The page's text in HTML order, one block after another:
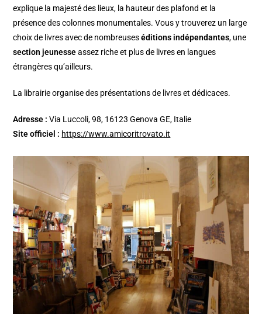
explique la majesté des lieux, la hauteur des plafond et la
présence des colonnes monumentales. Vous y trouverez un large
choix de livres avec de nombreuseséditions indépendantes, une
section jeunesseassez riche et plus de livres en langues
étrangères qu’ailleurs.
La librairie organise des présentations de livres et dédicaces.
Adresse : Via Luccoli, 98, 16123 Genova GE, Italie
Site officiel : https://www.amicoritrovato.it